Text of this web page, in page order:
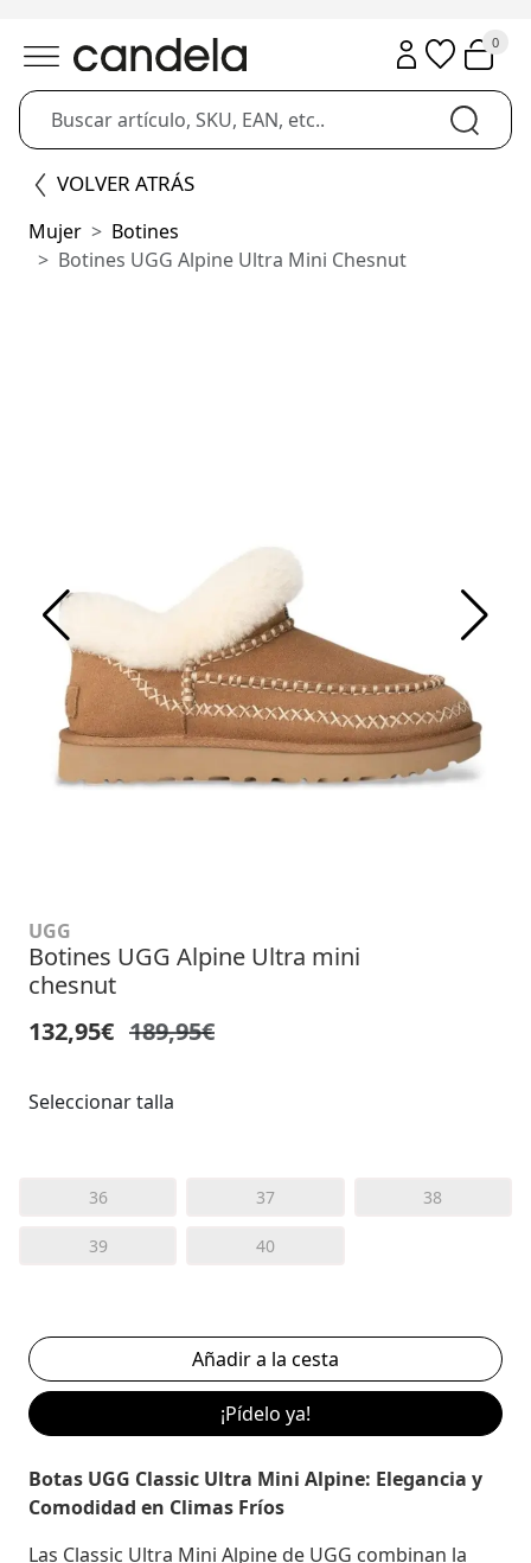
0
VOLVER ATRÁS
Mujer
Botines
Botines UGG Alpine Ultra Mini Chesnut
UGG
Botines UGG Alpine Ultra mini
chesnut
132,95€ 189,95€
Seleccionar talla
36 37 38
39 40
¡Pídelo ya!
Botas UGG Classic Ultra Mini Alpine: Elegancia y
Comodidad en Climas Fríos
Las Classic Ultra Mini Alpine de UGG combinan la